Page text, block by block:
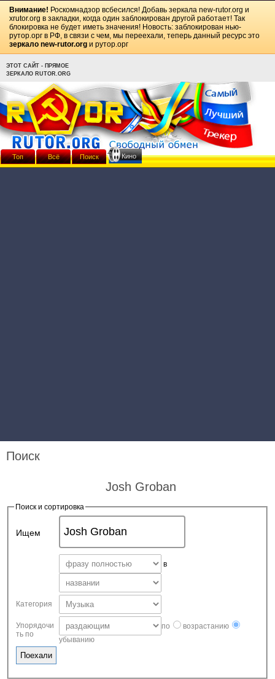
Внимание! Роскомнадзор всбесился! Добавь зеркала new-rutor.org и
xrutor.org в закладки, когда один заблокирован другой работает! Так
блокировка не будет иметь значения! Новость: заблокирован нью-
рутор.орг в РФ, в связи с чем, мы переехали, теперь данный ресурс это
зеркало new-rutor.org и рутор.орг
ЭТОТ САЙТ - ПРЯМОЕ
ЗЕРКАЛО RUTOR.ORG
Поиск
Josh Groban
Поиск и сортировка
Ищем
в
Категория
Упорядочи
ть по
по
возрастанию
убыванию